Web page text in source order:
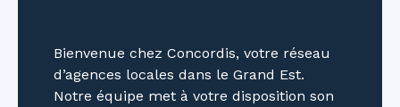
Bienvenue chez Concordis, votre réseau
d’agences locales dans le Grand Est.
Notre équipe met à votre disposition son